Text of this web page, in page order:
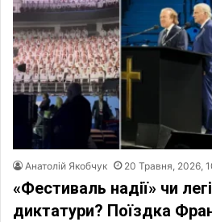
Анатолій Якобчук 20 Травня, 2026,
«Фестиваль надії» чи
диктатури? Поїздка